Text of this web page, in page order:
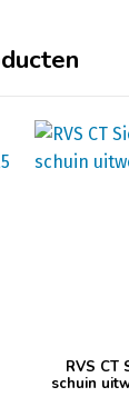
RVS CT
schuin